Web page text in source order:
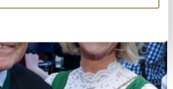
bis auf einige Meter genau sein
(Fingerprinting) identifizieren
darüber, wie Ihre persönlichen Daten
und legen Sie Ihre Präferenzen im